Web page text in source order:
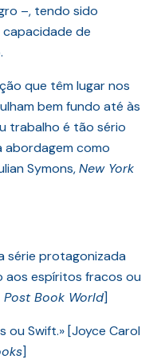
–, tendo sido
de
que têm lugar nos
bem fundo até às
trabalho é tão sério
abordagem como
Symons,New York
série protagonizada
aos espíritos fracos ou
Post Book World]
ou Swift.» [Joyce Carol
]